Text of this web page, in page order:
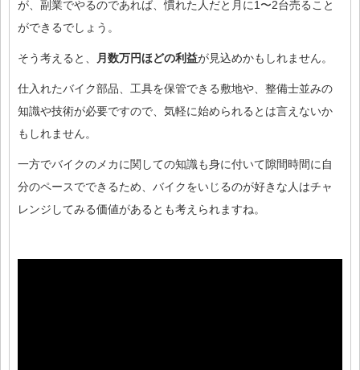
が、副業でやるのであれば、慣れた人だと月に1〜2台売ること
ができるでしょう。
そう考えると、 月数万円ほどの利益が見込めかもしれません。
仕入れたバイク部品、工具を保管できる敷地や、整備士並みの
知識や技術が必要ですので、気軽に始められるとは言えないか
もしれません。
一方でバイクのメカに関しての知識も身に付いて隙間時間に自
分のペースでできるため、バイクをいじるのが好きな人はチャ
レンジしてみる価値があるとも考えられますね。